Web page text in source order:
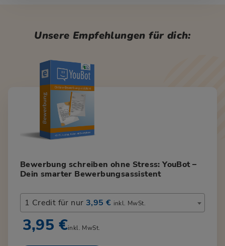
Unsere Empfehlungen für dich:
Bewerbung schreiben ohne Stress: YouBot –
Dein smarter Bewerbungsassistent
1 Credit für nur 3,95 € inkl. MwSt.
3,95 €inkl. MwSt.